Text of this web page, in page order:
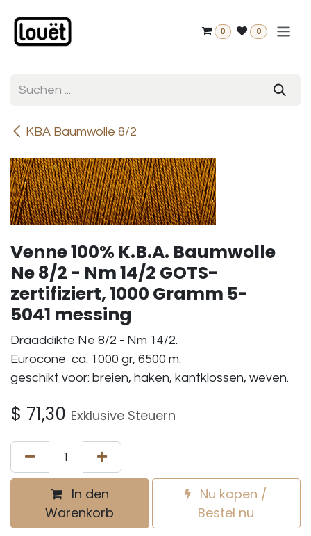
0 0
KBA Baumwolle 8/2
Venne 100% K.B.A. Baumwolle
Ne 8/2 - Nm 14/2 GOTS-
zertifiziert, 1000 Gramm 5-
5041 messing
Draaddikte Ne 8/2 - Nm 14/2.
Eurocone ca. 1000 gr, 6500 m.
geschikt voor: breien, haken, kantklossen, weven.
$ 71,30 Exklusive Steuern
In den
Warenkorb
Nu kopen /
Bestel nu